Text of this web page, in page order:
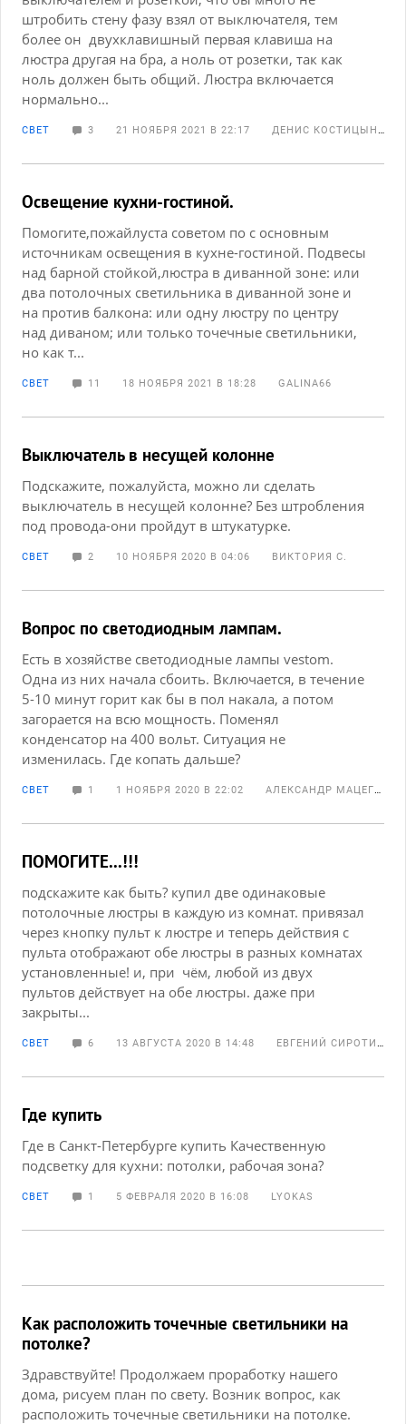
штробить стену фазу взял от выключателя, тем
более он двухклавишный первая клавиша на
люстра другая на бра, а ноль от розетки, так как
ноль должен быть общий. Люстра включается
нормально...
СВЕТ 3 21 НОЯБРЯ 2021 В 22:17 ДЕНИС КОСТИЦЫН
Освещение кухни-гостиной.
Помогите,пожайлуста советом по с основным
источникам освещения в кухне-гостиной. Подвесы
над барной стойкой,люстра в диванной зоне: или
два потолочных светильника в диванной зоне и
на против балкона: или одну люстру по центру
над диваном; или только точечные светильники,
но как т...
СВЕТ 11 18 НОЯБРЯ 2021 В 18:28 GALINA66
Выключатель в несущей колонне
Подскажите, пожалуйста, можно ли сделать
выключатель в несущей колонне? Без штробления
под провода-они пройдут в штукатурке.
СВЕТ 2 10 НОЯБРЯ 2020 В 04:06 ВИКТОРИЯ С.
Вопрос по светодиодным лампам.
Есть в хозяйстве светодиодные лампы vestom.
Одна из них начала сбоить. Включается, в течение
5-10 минут горит как бы в пол накала, а потом
загорается на всю мощность. Поменял
конденсатор на 400 вольт. Ситуация не
изменилась. Где копать дальше?
СВЕТ 1 1 НОЯБРЯ 2020 В 22:02 АЛЕКСАНДР МАЦЕГОРА
ПОМОГИТЕ...!!!
подскажите как быть? купил две одинаковые
потолочные люстры в каждую из комнат. привязал
через кнопку пульт к люстре и теперь действия с
пульта отображают обе люстры в разных комнатах
установленные! и, при чём, любой из двух
пультов действует на обе люстры. даже при
закрыты...
СВЕТ 6 13 АВГУСТА 2020 В 14:48 ЕВГЕНИЙ СИРОТИН
Где купить
Где в Санкт-Петербурге купить Качественную
подсветку для кухни: потолки, рабочая зона?
СВЕТ 1 5 ФЕВРАЛЯ 2020 В 16:08 LYOKAS
Как расположить точечные светильники на
потолке?
Здравствуйте! Продолжаем проработку нашего
дома, рисуем план по свету. Возник вопрос, как
расположить точечные светильники на потолке.